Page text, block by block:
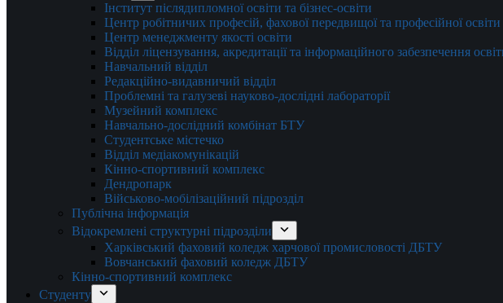
Інститут післядипломної освіти та бізнес-освіти
Центр робітничих професій, фахової передвищої та професійної освіти
Центр менеджменту якості освіти
Відділ ліцензування, акредитації та інформаційного забезпечення
Навчальний відділ
Редакційно-видавничий відділ
Проблемні та галузеві науково-дослідні лабораторії
Музейний комплекс
Навчально-дослідний комбінат БТУ
Студентське містечко
Відділ медіакомунікацій
Кінно-спортивний комплекс
Дендропарк
Військово-мобілізаційний підрозділ
Публічна інформація
Відокремлені структурні підрозділи
Харківський фаховий коледж харчової промисловості ДБТУ
Вовчанський фаховий коледж ДБТУ
Кінно-спортивний комплекс
Студенту